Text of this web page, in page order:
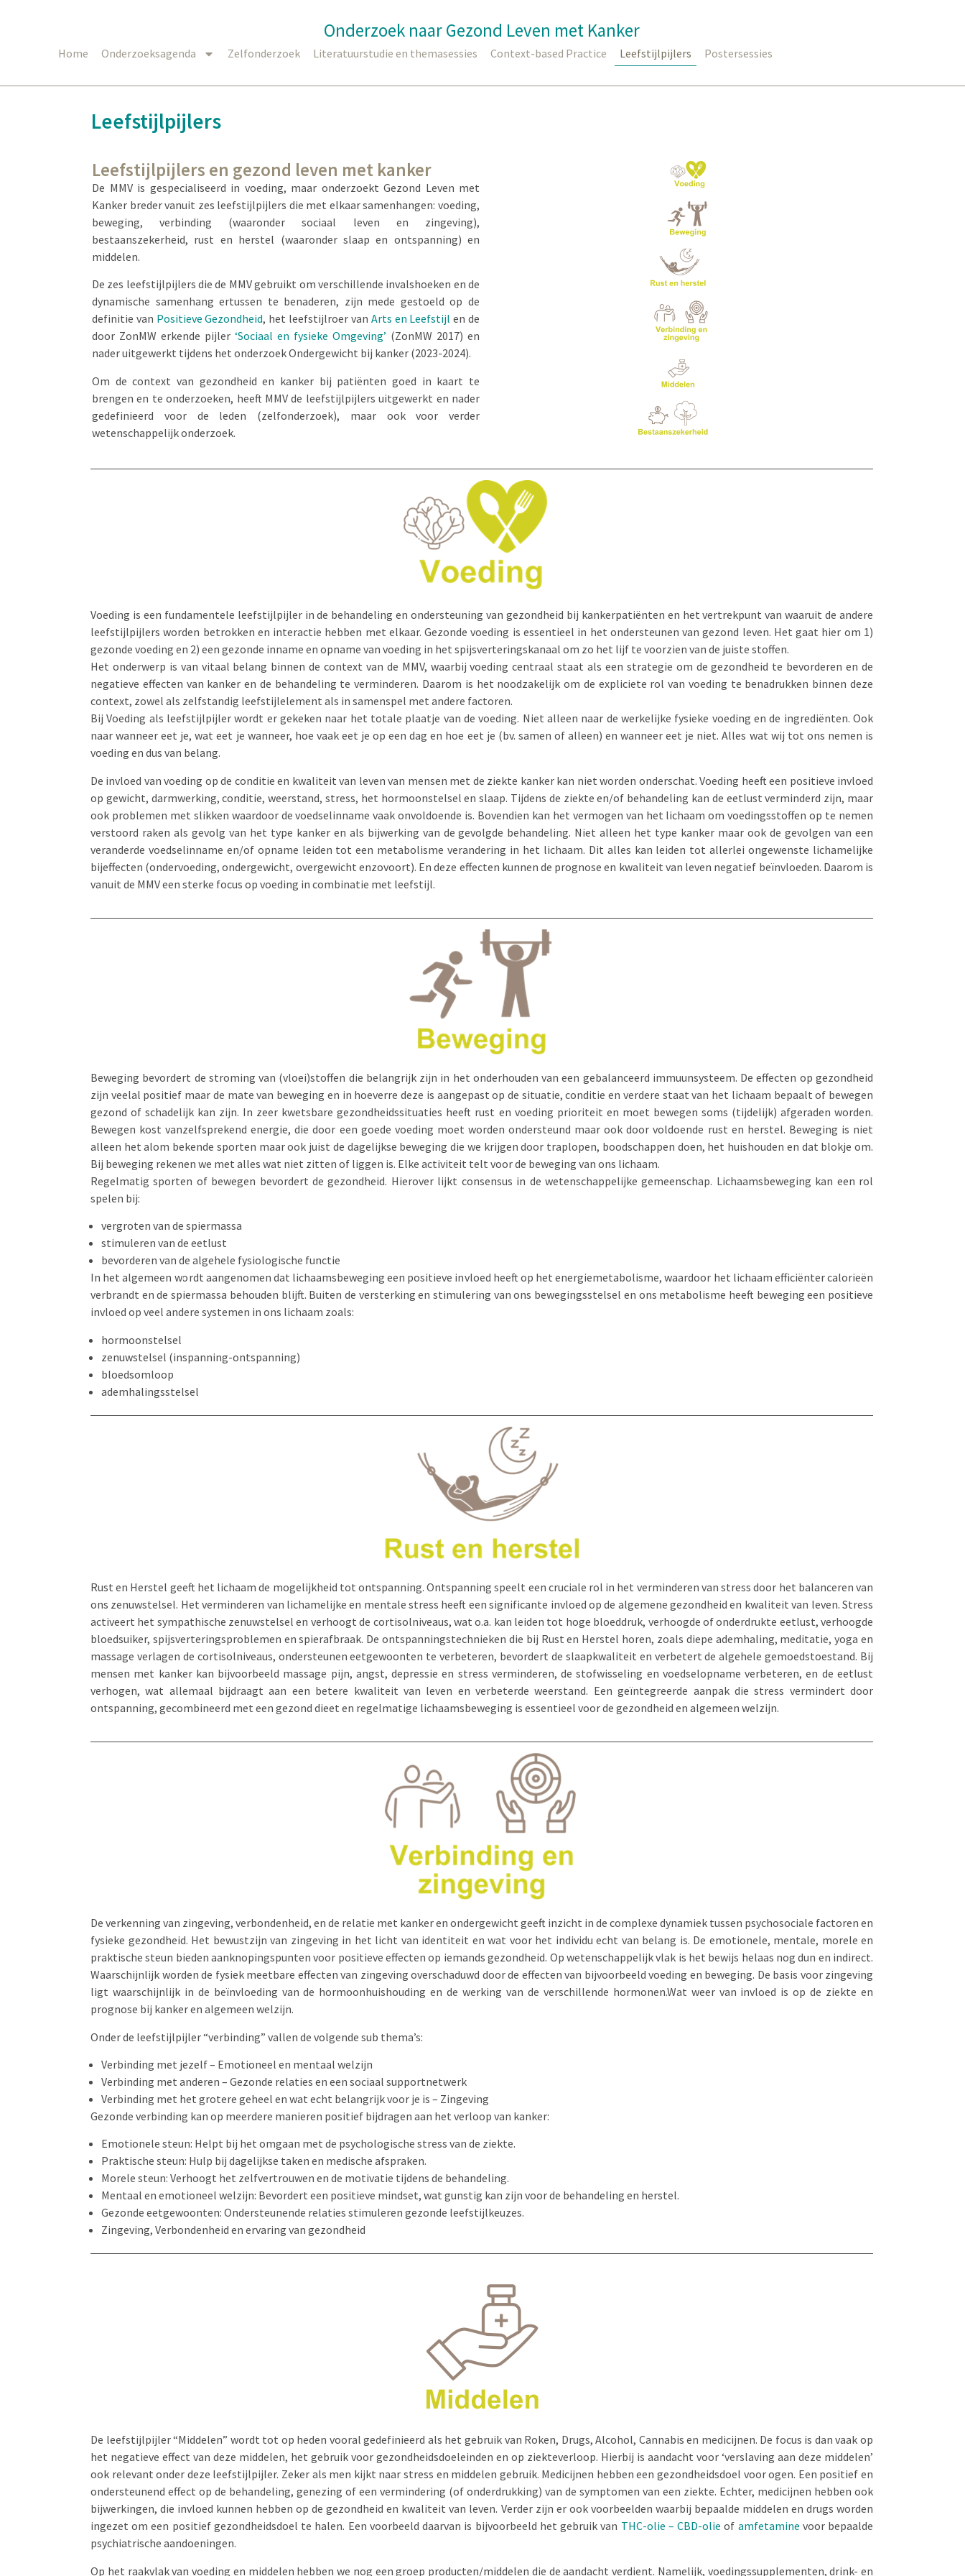
Onderzoek naar Gezond Leven met Kanker
Home Onderzoeksagenda Zelfonderzoek Literatuurstudie en themasessies Context-based Practice Leefstijlpijlers Postersessies
Leefstijlpijlers
Leefstijlpijlers en gezond leven met kanker
De MMV is gespecialiseerd in voeding, maar onderzoekt Gezond Leven met
Kanker breder vanuit zes leefstijlpijlers die met elkaar samenhangen: voeding,
beweging, verbinding (waaronder sociaal leven en zingeving),
bestaanszekerheid, rust en herstel (waaronder slaap en ontspanning) en
middelen.
De zes leefstijlpijlers die de MMV gebruikt om verschillende invalshoeken en de
dynamische samenhang ertussen te benaderen, zijn mede gestoeld op de
definitie van Positieve Gezondheid, het leefstijlroer van Arts en Leefstijl en de
door ZonMW erkende pijler ‘Sociaal en fysieke Omgeving’ (ZonMW 2017) en
nader uitgewerkt tijdens het onderzoek Ondergewicht bij kanker (2023-2024).
Om de context van gezondheid en kanker bij patiënten goed in kaart te
brengen en te onderzoeken, heeft MMV de leefstijlpijlers uitgewerkt en nader
gedefinieerd voor de leden (zelfonderzoek), maar ook voor verder
wetenschappelijk onderzoek.
Voeding is een fundamentele leefstijlpijler in de behandeling en ondersteuning van gezondheid bij kankerpatiënten en het vertrekpunt van waaruit de andere
leefstijlpijlers worden betrokken en interactie hebben met elkaar. Gezonde voeding is essentieel in het ondersteunen van gezond leven. Het gaat hier om 1)
gezonde voeding en 2) een gezonde inname en opname van voeding in het spijsverteringskanaal om zo het lijf te voorzien van de juiste stoffen.
Het onderwerp is van vitaal belang binnen de context van de MMV, waarbij voeding centraal staat als een strategie om de gezondheid te bevorderen en de
negatieve effecten van kanker en de behandeling te verminderen. Daarom is het noodzakelijk om de expliciete rol van voeding te benadrukken binnen deze
context, zowel als zelfstandig leefstijlelement als in samenspel met andere factoren.
Bij Voeding als leefstijlpijler wordt er gekeken naar het totale plaatje van de voeding. Niet alleen naar de werkelijke fysieke voeding en de ingrediënten. Ook
naar wanneer eet je, wat eet je wanneer, hoe vaak eet je op een dag en hoe eet je (bv. samen of alleen) en wanneer eet je niet. Alles wat wij tot ons nemen is
voeding en dus van belang.
De invloed van voeding op de conditie en kwaliteit van leven van mensen met de ziekte kanker kan niet worden onderschat. Voeding heeft een positieve invloed
op gewicht, darmwerking, conditie, weerstand, stress, het hormoonstelsel en slaap. Tijdens de ziekte en/of behandeling kan de eetlust verminderd zijn, maar
ook problemen met slikken waardoor de voedselinname vaak onvoldoende is. Bovendien kan het vermogen van het lichaam om voedingsstoffen op te nemen
verstoord raken als gevolg van het type kanker en als bijwerking van de gevolgde behandeling. Niet alleen het type kanker maar ook de gevolgen van een
veranderde voedselinname en/of opname leiden tot een metabolisme verandering in het lichaam. Dit alles kan leiden tot allerlei ongewenste lichamelijke
bijeffecten (ondervoeding, ondergewicht, overgewicht enzovoort). En deze effecten kunnen de prognose en kwaliteit van leven negatief beïnvloeden. Daarom is
vanuit de MMV een sterke focus op voeding in combinatie met leefstijl.
Beweging bevordert de stroming van (vloei)stoffen die belangrijk zijn in het onderhouden van een gebalanceerd immuunsysteem. De effecten op gezondheid
zijn veelal positief maar de mate van beweging en in hoeverre deze is aangepast op de situatie, conditie en verdere staat van het lichaam bepaalt of bewegen
gezond of schadelijk kan zijn. In zeer kwetsbare gezondheidssituaties heeft rust en voeding prioriteit en moet bewegen soms (tijdelijk) afgeraden worden.
Bewegen kost vanzelfsprekend energie, die door een goede voeding moet worden ondersteund maar ook door voldoende rust en herstel. Beweging is niet
alleen het alom bekende sporten maar ook juist de dagelijkse beweging die we krijgen door traplopen, boodschappen doen, het huishouden en dat blokje om.
Bij beweging rekenen we met alles wat niet zitten of liggen is. Elke activiteit telt voor de beweging van ons lichaam.
Regelmatig sporten of bewegen bevordert de gezondheid. Hierover lijkt consensus in de wetenschappelijke gemeenschap. Lichaamsbeweging kan een rol
spelen bij:
vergroten van de spiermassa
stimuleren van de eetlust
bevorderen van de algehele fysiologische functie
In het algemeen wordt aangenomen dat lichaamsbeweging een positieve invloed heeft op het energiemetabolisme, waardoor het lichaam efficiënter calorieën
verbrandt en de spiermassa behouden blijft. Buiten de versterking en stimulering van ons bewegingsstelsel en ons metabolisme heeft beweging een positieve
invloed op veel andere systemen in ons lichaam zoals:
hormoonstelsel
zenuwstelsel (inspanning-ontspanning)
bloedsomloop
ademhalingsstelsel
Rust en Herstel geeft het lichaam de mogelijkheid tot ontspanning. Ontspanning speelt een cruciale rol in het verminderen van stress door het balanceren van
ons zenuwstelsel. Het verminderen van lichamelijke en mentale stress heeft een significante invloed op de algemene gezondheid en kwaliteit van leven. Stress
activeert het sympathische zenuwstelsel en verhoogt de cortisolniveaus, wat o.a. kan leiden tot hoge bloeddruk, verhoogde of onderdrukte eetlust, verhoogde
bloedsuiker, spijsverteringsproblemen en spierafbraak. De ontspanningstechnieken die bij Rust en Herstel horen, zoals diepe ademhaling, meditatie, yoga en
massage verlagen de cortisolniveaus, ondersteunen eetgewoonten te verbeteren, bevordert de slaapkwaliteit en verbetert de algehele gemoedstoestand. Bij
mensen met kanker kan bijvoorbeeld massage pijn, angst, depressie en stress verminderen, de stofwisseling en voedselopname verbeteren, en de eetlust
verhogen, wat allemaal bijdraagt aan een betere kwaliteit van leven en verbeterde weerstand. Een geïntegreerde aanpak die stress vermindert door
ontspanning, gecombineerd met een gezond dieet en regelmatige lichaamsbeweging is essentieel voor de gezondheid en algemeen welzijn.
De verkenning van zingeving, verbondenheid, en de relatie met kanker en ondergewicht geeft inzicht in de complexe dynamiek tussen psychosociale factoren en
fysieke gezondheid. Het bewustzijn van zingeving in het licht van identiteit en wat voor het individu echt van belang is. De emotionele, mentale, morele en
praktische steun bieden aanknopingspunten voor positieve effecten op iemands gezondheid. Op wetenschappelijk vlak is het bewijs helaas nog dun en indirect.
Waarschijnlijk worden de fysiek meetbare effecten van zingeving overschaduwd door de effecten van bijvoorbeeld voeding en beweging. De basis voor zingeving
ligt waarschijnlijk in de beïnvloeding van de hormoonhuishouding en de werking van de verschillende hormonen.Wat weer van invloed is op de ziekte en
prognose bij kanker en algemeen welzijn.
Onder de leefstijlpijler “verbinding” vallen de volgende sub thema’s:
Verbinding met jezelf – Emotioneel en mentaal welzijn
Verbinding met anderen – Gezonde relaties en een sociaal supportnetwerk
Verbinding met het grotere geheel en wat echt belangrijk voor je is – Zingeving
Gezonde verbinding kan op meerdere manieren positief bijdragen aan het verloop van kanker:
Emotionele steun: Helpt bij het omgaan met de psychologische stress van de ziekte.
Praktische steun: Hulp bij dagelijkse taken en medische afspraken.
Morele steun: Verhoogt het zelfvertrouwen en de motivatie tijdens de behandeling.
Mentaal en emotioneel welzijn: Bevordert een positieve mindset, wat gunstig kan zijn voor de behandeling en herstel.
Gezonde eetgewoonten: Ondersteunende relaties stimuleren gezonde leefstijlkeuzes.
Zingeving, Verbondenheid en ervaring van gezondheid
De leefstijlpijler “Middelen” wordt tot op heden vooral gedefinieerd als het gebruik van Roken, Drugs, Alcohol, Cannabis en medicijnen. De focus is dan vaak op
het negatieve effect van deze middelen, het gebruik voor gezondheidsdoeleinden en op ziekteverloop. Hierbij is aandacht voor ‘verslaving aan deze middelen’
ook relevant onder deze leefstijlpijler. Zeker als men kijkt naar stress en middelen gebruik. Medicijnen hebben een gezondheidsdoel voor ogen. Een positief en
ondersteunend effect op de behandeling, genezing of een vermindering (of onderdrukking) van de symptomen van een ziekte. Echter, medicijnen hebben ook
bijwerkingen, die invloed kunnen hebben op de gezondheid en kwaliteit van leven. Verder zijn er ook voorbeelden waarbij bepaalde middelen en drugs worden
ingezet om een positief gezondheidsdoel te halen. Een voorbeeld daarvan is bijvoorbeeld het gebruik van THC-olie – CBD-olie of amfetamine voor bepaalde
psychiatrische aandoeningen.
Op het raakvlak van voeding en middelen hebben we nog een groep producten/middelen die de aandacht verdient. Namelijk, voedingssupplementen, drink- en